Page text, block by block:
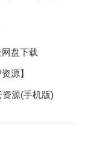
盘下载
源】
源(手机版)